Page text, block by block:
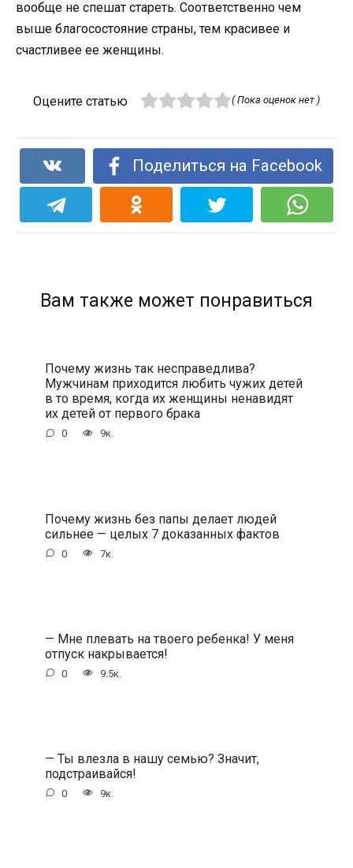
вообще не спешат стареть. Соответственно чем
выше благосостояние страны, тем красивее и
счастливее ее женщины.
Оцените статью ( Пока оценок нет )
Поделиться на Facebook
Вам также может понравиться
Почему жизнь так несправедлива?
Мужчинам приходится любить чужих детей
в то время, когда их женщины ненавидят
их детей от первого брака
0 9к.
Почему жизнь без папы делает людей
сильнее — целых 7 доказанных фактов
0 7к.
— Мне плевать на твоего ребенка! У меня
отпуск накрывается!
0 9.5к.
— Ты влезла в нашу семью? Значит,
подстраивайся!
0 9к.